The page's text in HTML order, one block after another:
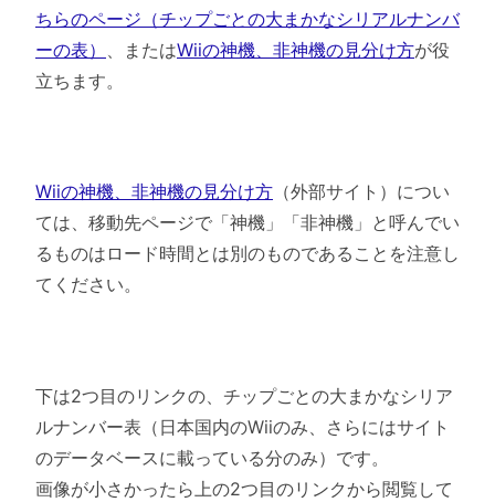
ちらのページ（チップごとの大まかなシリアルナンバ
ーの表）
、またはWiiの神機、非神機の見分け方が役
立ちます。
Wiiの神機、非神機の見分け方 （外部サイト）につい
ては、移動先ページで「神機」「非神機」と呼んでい
るものはロード時間とは別のものであることを注意し
てください。
下は2つ目のリンクの、チップごとの大まかなシリア
ルナンバー表（日本国内のWiiのみ、さらにはサイト
のデータベースに載っている分のみ）です。
画像が小さかったら上の2つ目のリンクから閲覧して